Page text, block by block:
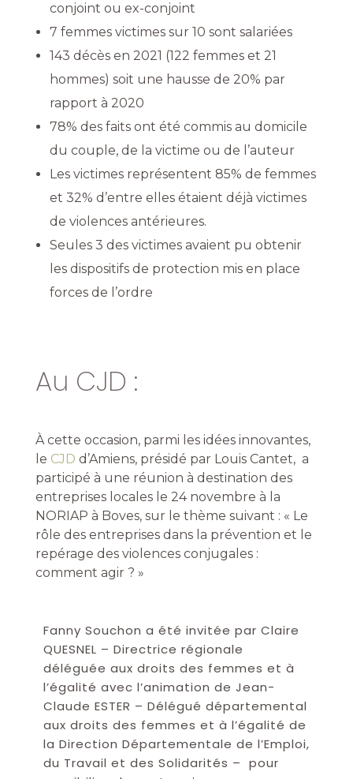
conjoint ou ex-conjoint
7 femmes victimes sur 10 sont salariées
143 décès en 2021 (122 femmes et 21
hommes) soit une hausse de 20% par
rapport à 2020
78% des faits ont été commis au domicile
du couple, de la victime ou de l’auteur
Les victimes représentent 85% de femmes
et 32% d’entre elles étaient déjà victimes
de violences antérieures.
Seules 3 des victimes avaient pu obtenir
les dispositifs de protection mis en place
forces de l’ordre
Au CJD :
À cette occasion, parmi les idées innovantes,
le CJD d’Amiens, présidé par Louis Cantet, a
participé à une réunion à destination des
entreprises locales le 24 novembre à la
NORIAP à Boves, sur le thème suivant : « Le
rôle des entreprises dans la prévention et le
repérage des violences conjugales :
comment agir ? »
Fanny Souchon a été invitée par Claire
QUESNEL – Directrice régionale
déléguée aux droits des femmes et à
l’égalité avec l’animation de Jean-
Claude ESTER – Délégué départemental
aux droits des femmes et à l’égalité de
la Direction Départementale de l’Emploi,
du Travail et des Solidarités – pour